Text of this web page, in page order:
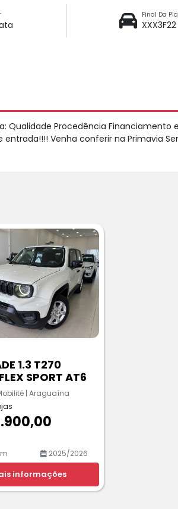
Final Da
XXX3F22
Qualidade Procedência
Venha conferir na Primavia
1.3 T270
SPORT AT6
| Araguaína
2025/2026
informações